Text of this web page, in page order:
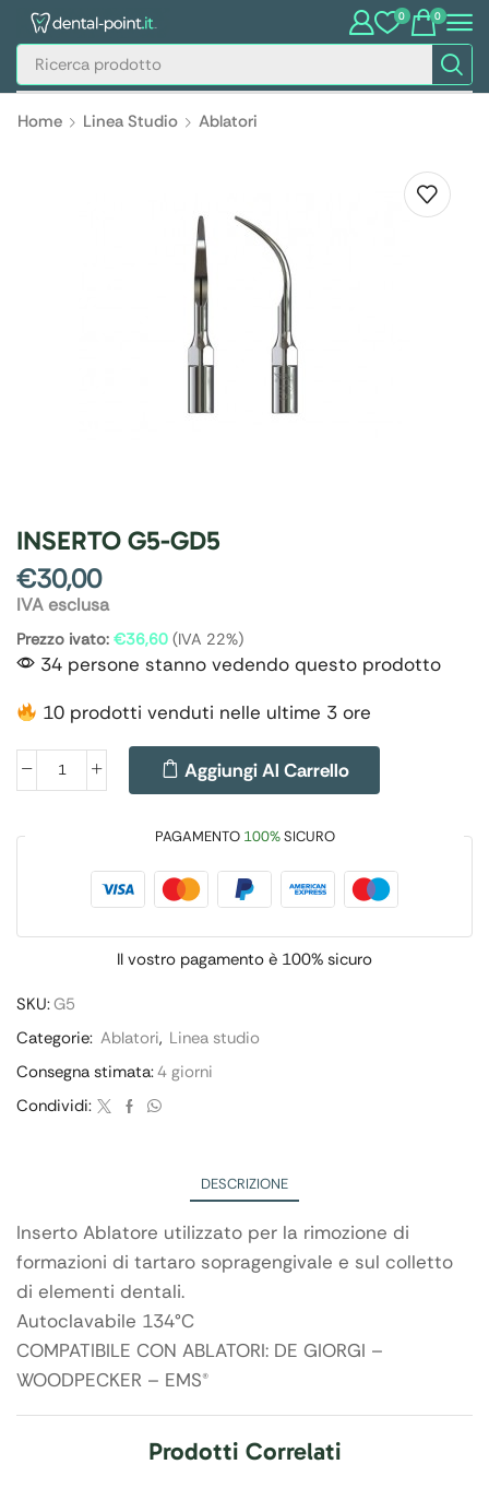
0 0
Home Linea Studio Ablatori
INSERTO G5-GD5
€30,00
IVA esclusa
Prezzo ivato: €36,60 (IVA 22%)
34 persone stanno vedendo questo prodotto
10 prodotti venduti nelle ultime 3 ore
Aggiungi Al Carrello
PAGAMENTO 100%SICURO
Il vostro pagamento è 100% sicuro
SKU:G5
Categorie: Ablatori, Linea studio
Consegna stimata:4 giorni
Condividi:
DESCRIZIONE
Inserto Ablatore utilizzato per la rimozione di
formazioni di tartaro sopragengivale e sul colletto
di elementi dentali.
Autoclavabile 134°C
COMPATIBILE CON ABLATORI: DE GIORGI –
WOODPECKER – EMS®
Prodotti Correlati